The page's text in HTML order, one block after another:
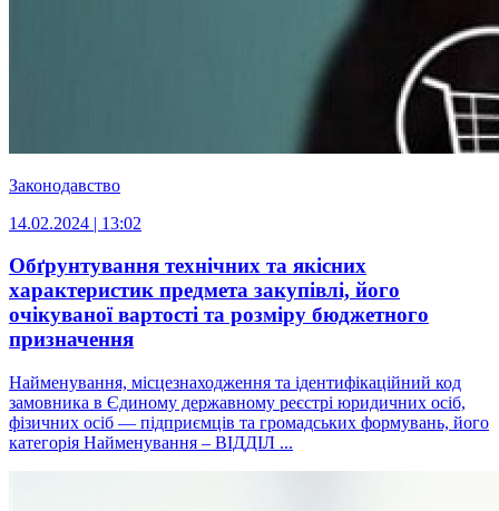
Законодавство
14.02.2024 | 13:02
Обґрунтування технічних та якісних
характеристик предмета закупівлі, його
очікуваної вартості та розміру бюджетного
призначення
Найменування, місцезнаходження та ідентифікаційний код
замовника в Єдиному державному реєстрі юридичних осіб,
фізичних осіб — підприємців та громадських формувань, його
категорія Найменування – ВІДДІЛ ...